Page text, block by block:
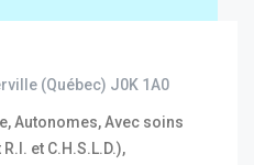
(Québec) J0K 1A0
Autonomes, Avec soins
et C.H.S.L.D.),